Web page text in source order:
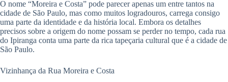
O nome “Moreira e Costa” pode parecer apenas um entre tantos na
cidade de São Paulo, mas como muitos logradouros, carrega consigo
uma parte da identidade e da história local. Embora os detalhes
precisos sobre a origem do nome possam se perder no tempo, cada rua
do Ipiranga conta uma parte da rica tapeçaria cultural que é a cidade de
São Paulo.
Vizinhança da Rua Moreira e Costa